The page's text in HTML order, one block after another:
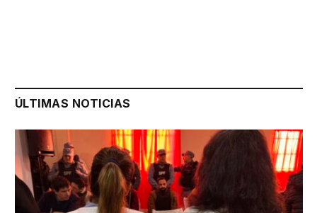
ÚLTIMAS NOTICIAS